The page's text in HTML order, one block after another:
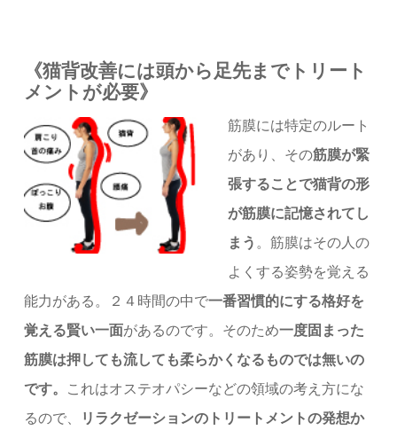
《猫背改善には頭から足先までトリート
メントが必要》
筋膜には特定のルート
があり、その筋膜が緊
張することで猫背の形
が筋膜に記憶されてし
まう 。筋膜はその人の
よくする姿勢を覚える
能力がある。２４時間の中で一番習慣的にする格好を
覚える賢い一面があるのです。そのため一度固まった
筋膜は押しても流しても柔らかくなるものでは無いの
です。 これはオステオパシーなどの領域の考え方にな
るので、
リラクゼーションのトリートメントの発想か